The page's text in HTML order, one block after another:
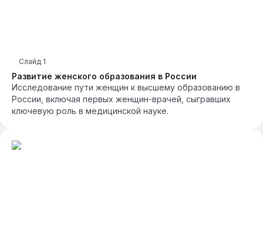
Развитие женского образования в России
Слайд 1
Исследование пути женщин к высшему образованию в
России, включая первых женщин-врачей, сыгравших
ключевую роль в медицинской науке.